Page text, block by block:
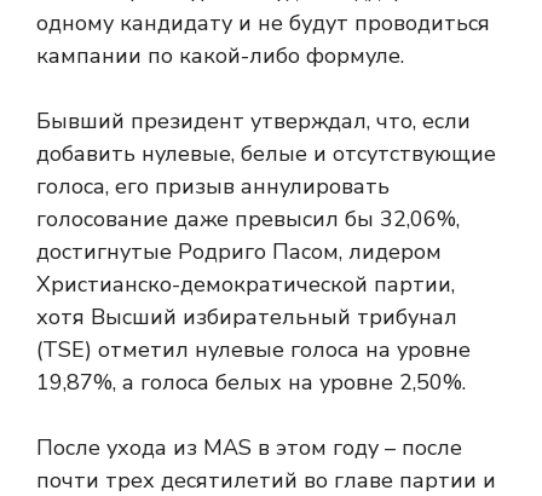
одному кандидату и не будут проводиться
кампании по какой-либо формуле.
Бывший президент утверждал, что, если
добавить нулевые, белые и отсутствующие
голоса, его призыв аннулировать
голосование даже превысил бы 32,06%,
достигнутые Родриго Пасом, лидером
Христианско-демократической партии,
хотя Высший избирательный трибунал
(TSE) отметил нулевые голоса на уровне
19,87%, а голоса белых на уровне 2,50%.
После ухода из MAS в этом году – после
почти трех десятилетий во главе партии и